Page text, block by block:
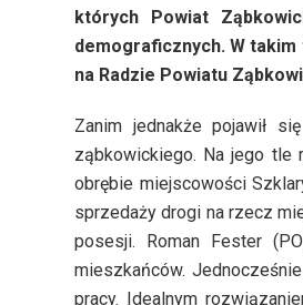
których Powiat
demograficznych. W
na Radzie Powiatu
Zanim jednakże pojawił
ząbkowickiego. Na jego tle
obrębie miejscowości
sprzedaży drogi na rzecz
posesji. Roman Fester
mieszkańców.
pracy. Idealnym